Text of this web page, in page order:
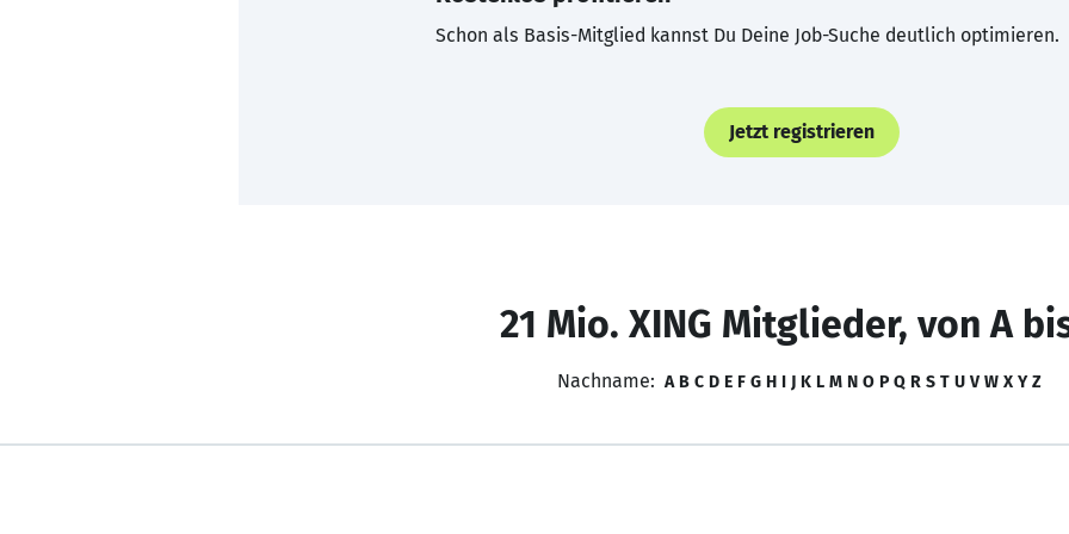
Schon als Basis-Mitglied kannst Du Deine Job-Suche deutlich optimieren.
Jetzt registrieren
21 Mio. XING Mitglieder, von A
Nachname: A B C D E F G H I J K L M N O P Q R S T U V W X Y Z